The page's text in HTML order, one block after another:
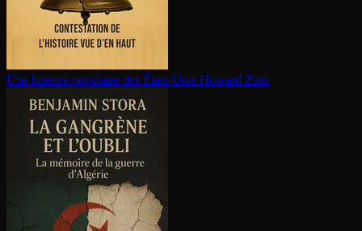
Une histoire populaire des États-Unis Howard Zinn